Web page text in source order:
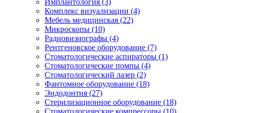
Комплекс визуализации (4)
Мебель медицинская (22)
Микроскопы (10)
Радиовизиографы (4)
Рентгеновское оборудование (7)
Стоматологические аспираторы (1)
Стоматологические помпы (4)
Стоматологический лазер (2)
Фантомное оборудование (18)
Эндодонтия (27)
Стерилизационное оборудование (18)
Стоматологические компрессоры (10)